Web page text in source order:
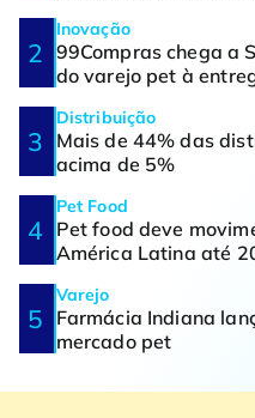
Inovação
99Compras chega a
do varejo pet à
Distribuição
Mais de 44% das
acima de 5%
Pet Food
Pet food deve
América Latina até
Varejo
Farmácia Indiana
mercado pet